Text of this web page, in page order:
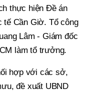
thực hiện Đề án
tế Cần Giờ. Tổ công
Lâm - Giám đốc
làm tổ trưởng.
hợp với các sở,
đề xuất UBND